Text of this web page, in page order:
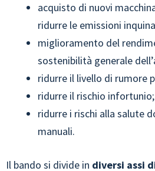
acquisto di nuovi
ridurre le emissioni
miglioramento del
sostenibilità generale
ridurre il livello di rumore
ridurre il rischio infortunio;
ridurre i rischi alla salute
manuali.
Il bando si divide in diversi assi